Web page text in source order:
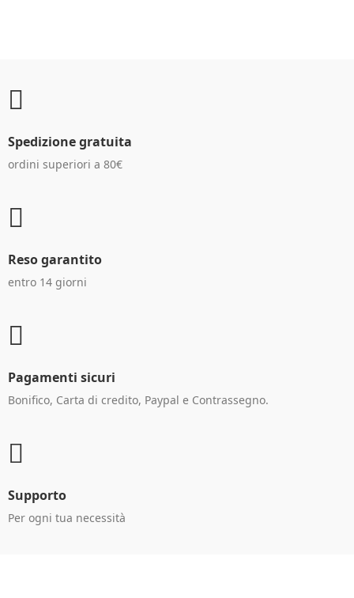
Spedizione gratuita
ordini superiori a 80€
Reso garantito
entro 14 giorni
Pagamenti sicuri
Bonifico, Carta di credito, Paypal e Contrassegno.
Supporto
Per ogni tua necessità